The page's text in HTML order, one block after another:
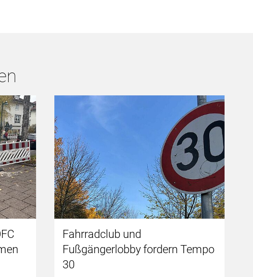
Fahrradclub und
Fußgängerlobby fordern Tempo
30